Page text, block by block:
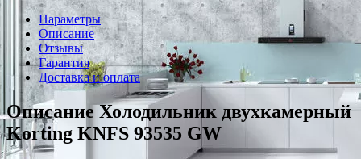
Параметры
Описание
Отзывы
Гарантия
Доставка и оплата
Описание Холодильник двухкамерный
Korting KNFS 93535 GW